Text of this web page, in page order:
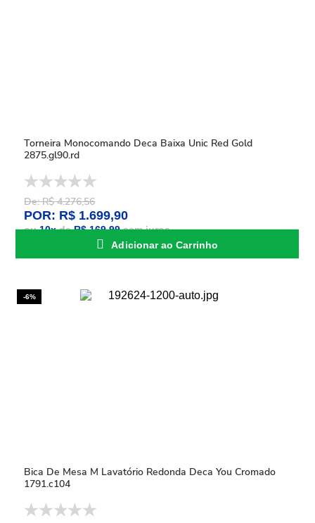
Torneira Monocomando Deca Baixa Unic Red Gold
2875.gl90.rd
De: R$ 4.276,56
POR: R$ 1.699,90
ou10xdeR$ 169,99sem juros
Adicionar ao Carrinho
-6%
Bica De Mesa M Lavatório Redonda Deca You Cromado
1791.c104